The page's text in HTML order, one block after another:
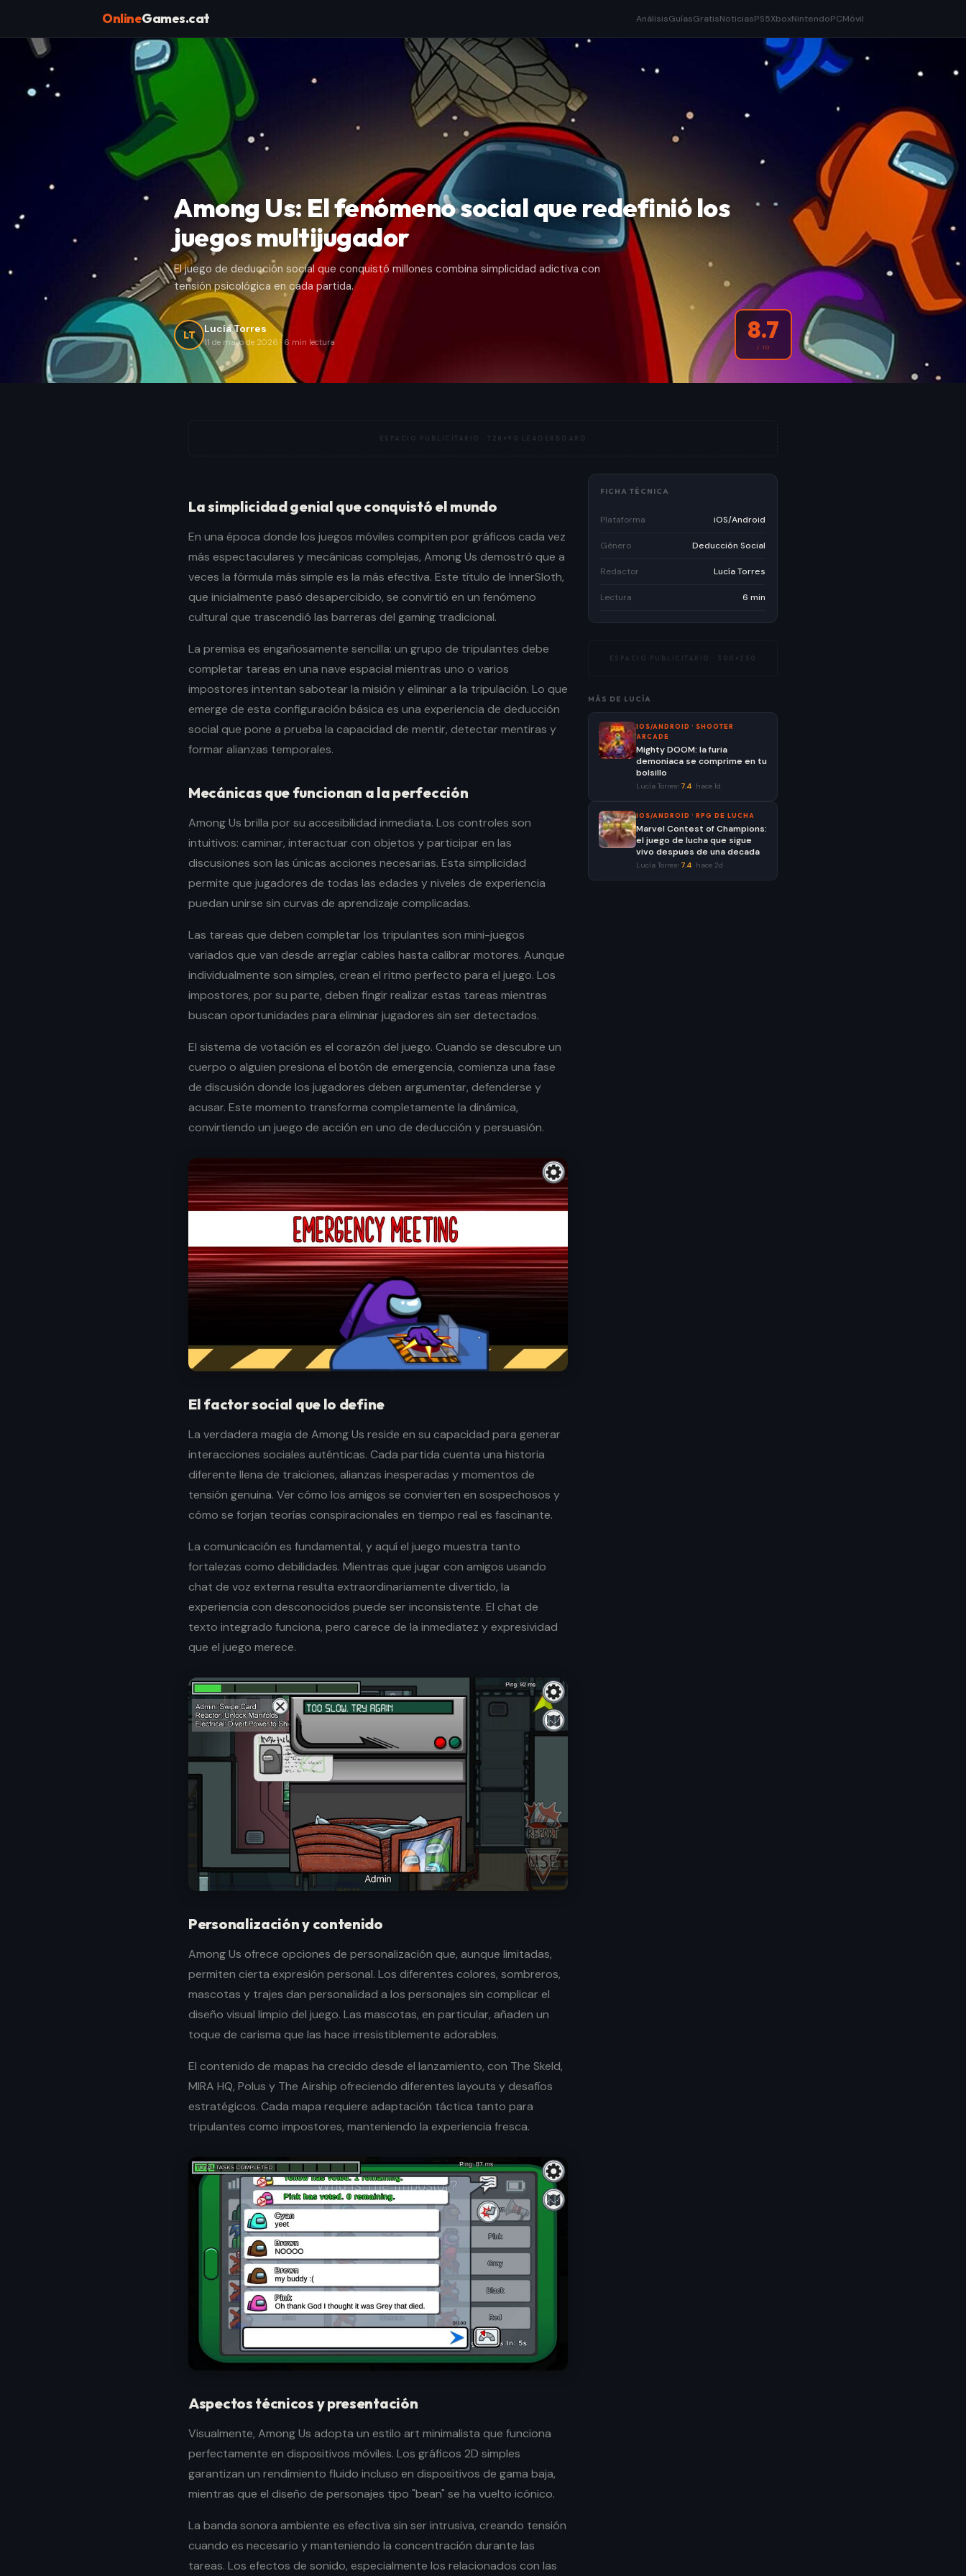
OnlineGames.cat AnálisisGuíasGratisNoticiasPS5XboxNintendoPCMóvil
Among Us: El fenómeno social que redefinió los
juegos multijugador
El juego de deducción social que conquistó millones combina simplicidad adictiva con
tensión psicológica en cada partida.
LT Lucía Torres
11 de mayo de 2026 ·6 min lectura 8.7
/ 10
ESPACIO PUBLICITARIO ·728×90 LEADERBOARD
La simplicidad genial que conquistó el mundo
En una época donde los juegos móviles compiten por gráficos cada vez
más espectaculares y mecánicas complejas, Among Us demostró que a
veces la fórmula más simple es la más efectiva. Este título de InnerSloth,
que inicialmente pasó desapercibido, se convirtió en un fenómeno
cultural que trascendió las barreras del gaming tradicional.
La premisa es engañosamente sencilla: un grupo de tripulantes debe
completar tareas en una nave espacial mientras uno o varios
impostores intentan sabotear la misión y eliminar a la tripulación. Lo que
emerge de esta configuración básica es una experiencia de deducción
social que pone a prueba la capacidad de mentir, detectar mentiras y
formar alianzas temporales.
Mecánicas que funcionan a la perfección
Among Us brilla por su accesibilidad inmediata. Los controles son
intuitivos: caminar, interactuar con objetos y participar en las
discusiones son las únicas acciones necesarias. Esta simplicidad
permite que jugadores de todas las edades y niveles de experiencia
puedan unirse sin curvas de aprendizaje complicadas.
Las tareas que deben completar los tripulantes son mini-juegos
variados que van desde arreglar cables hasta calibrar motores. Aunque
individualmente son simples, crean el ritmo perfecto para el juego. Los
impostores, por su parte, deben fingir realizar estas tareas mientras
buscan oportunidades para eliminar jugadores sin ser detectados.
El sistema de votación es el corazón del juego. Cuando se descubre un
cuerpo o alguien presiona el botón de emergencia, comienza una fase
de discusión donde los jugadores deben argumentar, defenderse y
acusar. Este momento transforma completamente la dinámica,
convirtiendo un juego de acción en uno de deducción y persuasión.
El factor social que lo define
La verdadera magia de Among Us reside en su capacidad para generar
interacciones sociales auténticas. Cada partida cuenta una historia
diferente llena de traiciones, alianzas inesperadas y momentos de
tensión genuina. Ver cómo los amigos se convierten en sospechosos y
cómo se forjan teorías conspiracionales en tiempo real es fascinante.
La comunicación es fundamental, y aquí el juego muestra tanto
fortalezas como debilidades. Mientras que jugar con amigos usando
chat de voz externa resulta extraordinariamente divertido, la
experiencia con desconocidos puede ser inconsistente. El chat de
texto integrado funciona, pero carece de la inmediatez y expresividad
que el juego merece.
Personalización y contenido
Among Us ofrece opciones de personalización que, aunque limitadas,
permiten cierta expresión personal. Los diferentes colores, sombreros,
mascotas y trajes dan personalidad a los personajes sin complicar el
diseño visual limpio del juego. Las mascotas, en particular, añaden un
toque de carisma que las hace irresistiblemente adorables.
El contenido de mapas ha crecido desde el lanzamiento, con The Skeld,
MIRA HQ, Polus y The Airship ofreciendo diferentes layouts y desafíos
estratégicos. Cada mapa requiere adaptación táctica tanto para
tripulantes como impostores, manteniendo la experiencia fresca.
Aspectos técnicos y presentación
Visualmente, Among Us adopta un estilo art minimalista que funciona
perfectamente en dispositivos móviles. Los gráficos 2D simples
garantizan un rendimiento fluido incluso en dispositivos de gama baja,
mientras que el diseño de personajes tipo "bean" se ha vuelto icónico.
La banda sonora ambiente es efectiva sin ser intrusiva, creando tensión
cuando es necesario y manteniendo la concentración durante las
tareas. Los efectos de sonido, especialmente los relacionados con las
FICHA TÉCNICA
Plataforma iOS/Android
Género Deducción Social
Redactor Lucía Torres
Lectura 6 min
ESPACIO PUBLICITARIO · 300×250
MÁS DE LUCÍA
IOS/ANDROID · SHOOTER
ARCADE
Mighty DOOM: la furia
demoniaca se comprime en tu
bolsillo
Lucía Torres· 7.4 hace 1d
IOS/ANDROID · RPG DE LUCHA
Marvel Contest of Champions:
el juego de lucha que sigue
vivo despues de una decada
Lucía Torres· 7.4 hace 2d